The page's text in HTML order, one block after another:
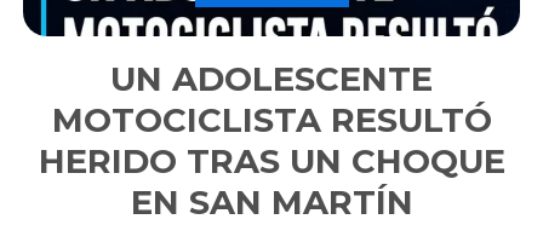
UN ADOLESCENTE
MOTOCICLISTA RESULTÓ
HERIDO TRAS UN CHOQUE
EN SAN MARTÍN